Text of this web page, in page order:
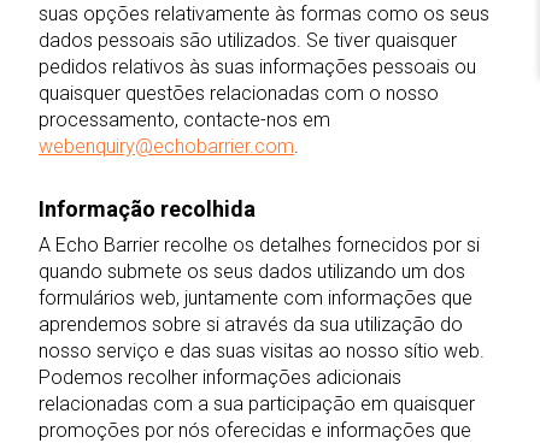
suas opções relativamente às formas como os seus
dados pessoais são utilizados. Se tiver quaisquer
pedidos relativos às suas informações pessoais ou
quaisquer questões relacionadas com o nosso
processamento, contacte-nos em
webenquiry@echobarrier.com
Informação recolhida
A Echo Barrier recolhe os detalhes fornecidos por si
quando submete os seus dados utilizando um dos
formulários web, juntamente com informações que
aprendemos sobre si através da sua utilização do
nosso serviço e das suas visitas ao nosso sítio web.
Podemos recolher informações adicionais
relacionadas com a sua participação em quaisquer
promoções por nós oferecidas e informações que